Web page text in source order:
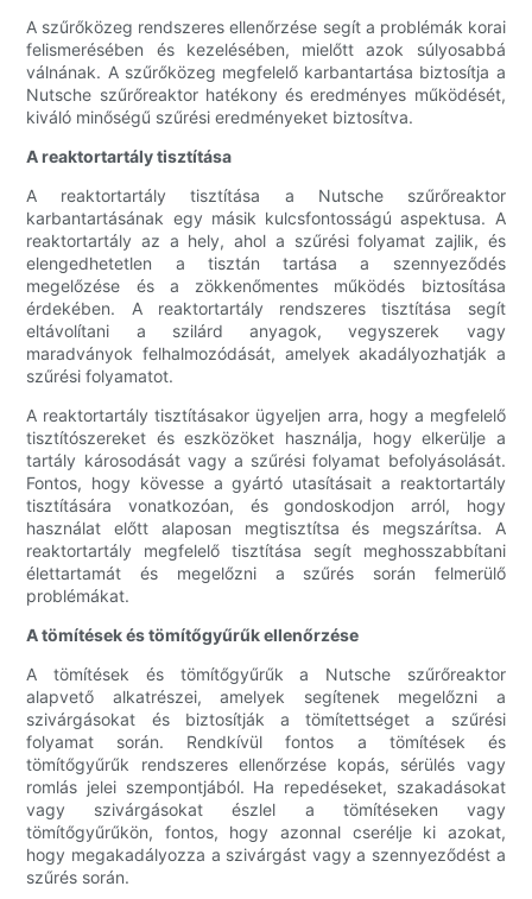
A szűrőközeg rendszeres ellenőrzése segít a problémák korai
felismerésében és kezelésében, mielőtt azok súlyosabbá
válnának. A szűrőközeg megfelelő karbantartása biztosítja a
Nutsche szűrőreaktor hatékony és eredményes működését,
kiváló minőségű szűrési eredményeket biztosítva.
A reaktortartály tisztítása
A reaktortartály tisztítása a Nutsche szűrőreaktor
karbantartásának egy másik kulcsfontosságú aspektusa. A
reaktortartály az a hely, ahol a szűrési folyamat zajlik, és
elengedhetetlen a tisztán tartása a szennyeződés
megelőzése és a zökkenőmentes működés biztosítása
érdekében. A reaktortartály rendszeres tisztítása segít
eltávolítani a szilárd anyagok, vegyszerek vagy
maradványok felhalmozódását, amelyek akadályozhatják a
szűrési folyamatot.
A reaktortartály tisztításakor ügyeljen arra, hogy a megfelelő
tisztítószereket és eszközöket használja, hogy elkerülje a
tartály károsodását vagy a szűrési folyamat befolyásolását.
Fontos, hogy kövesse a gyártó utasításait a reaktortartály
tisztítására vonatkozóan, és gondoskodjon arról, hogy
használat előtt alaposan megtisztítsa és megszárítsa. A
reaktortartály megfelelő tisztítása segít meghosszabbítani
élettartamát és megelőzni a szűrés során felmerülő
problémákat.
A tömítések és tömítőgyűrűk ellenőrzése
A tömítések és tömítőgyűrűk a Nutsche szűrőreaktor
alapvető alkatrészei, amelyek segítenek megelőzni a
szivárgásokat és biztosítják a tömítettséget a szűrési
folyamat során. Rendkívül fontos a tömítések és
tömítőgyűrűk rendszeres ellenőrzése kopás, sérülés vagy
romlás jelei szempontjából. Ha repedéseket, szakadásokat
vagy szivárgásokat észlel a tömítéseken vagy
tömítőgyűrűkön, fontos, hogy azonnal cserélje ki azokat,
hogy megakadályozza a szivárgást vagy a szennyeződést a
szűrés során.